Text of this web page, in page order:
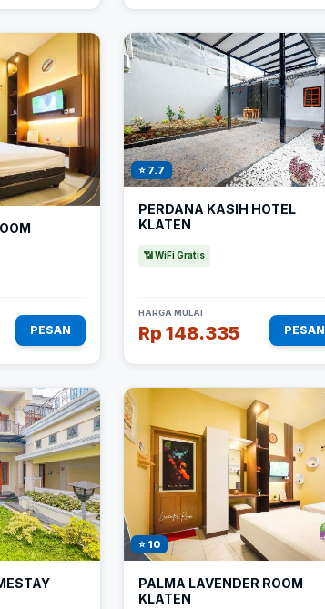
PESAN
⭐ 7.7
PERDANA KASIH HOTEL
KLATEN
📶 WiFi Gratis
HARGA MULAI
Rp 148.335 PESAN
⭐ 10
PALMA LAVENDER ROOM
KLATEN